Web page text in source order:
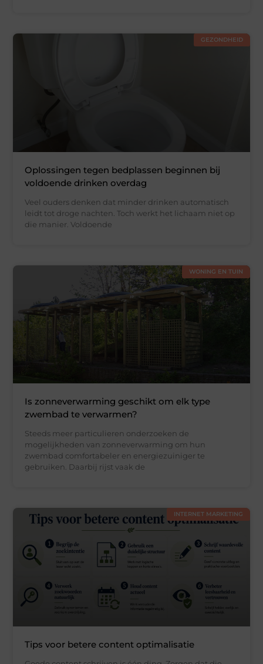
GEZONDHEID
Oplossingen tegen bedplassen beginnen bij
voldoende drinken overdag
Veel ouders denken dat minder drinken automatisch
leidt tot droge nachten. Toch werkt het lichaam niet op
die manier. Voldoende
WONING EN TUIN
Is zonneverwarming geschikt om elk type
zwembad te verwarmen?
Steeds meer particulieren onderzoeken de
mogelijkheden van zonneverwarming om hun
zwembad comfortabeler en energiezuiniger te
gebruiken. Daarbij rijst vaak de
INTERNET MARKETING
Tips voor betere content optimalisatie